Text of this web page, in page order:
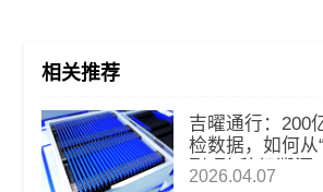
相关推荐
吉曜通行：200
检数据，如何从
到”到“秒级溯源
2026.04.07